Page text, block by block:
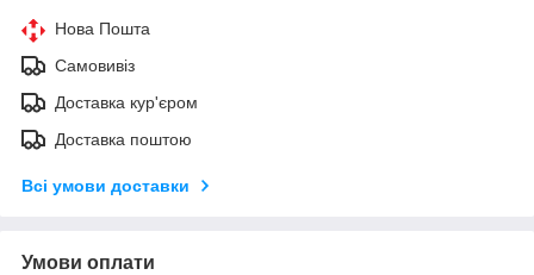
Нова Пошта
Самовивіз
Доставка кур'єром
Доставка поштою
Всі умови доставки
Умови оплати